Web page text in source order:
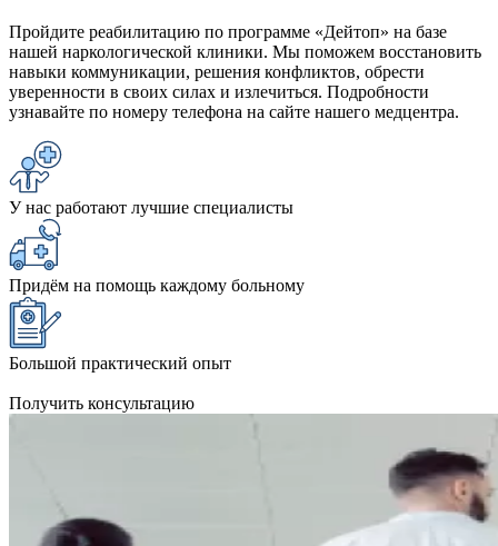
Пройдите реабилитацию по программе «Дейтоп» на базе
нашей наркологической клиники. Мы поможем восстановить
навыки коммуникации, решения конфликтов, обрести
уверенности в своих силах и излечиться. Подробности
узнавайте по номеру телефона на сайте нашего медцентра.
У нас работают лучшие специалисты
Придём на помощь каждому больному
Большой практический опыт
Получить консультацию